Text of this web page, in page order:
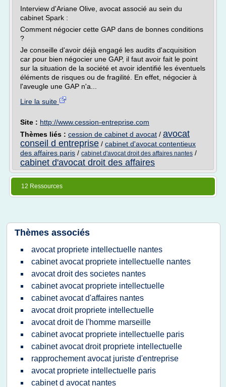
Interview d'Ariane Olive, avocat associé au sein du
cabinet Spark :
Comment négocier cette GAP dans de bonnes conditions
?
Je conseille d'avoir déjà engagé les audits d'acquisition
car pour bien négocier une GAP, il faut avoir fait le point
sur la situation de la société et avoir identifié les éventuels
éléments de risques ou de fragilité. En effet, négocier à
l'aveugle une GAP n'a...
Lire la suite
Site : http://www.cession-entreprise.com
Thèmes liés : cession de cabinet d avocat / avocat
conseil d entreprise / cabinet d'avocat contentieux
des affaires paris / cabinet d'avocat droit des affaires nantes /
cabinet d'avocat droit des affaires
12 Ressources
Thèmes associés
avocat propriete intellectuelle nantes
cabinet avocat propriete intellectuelle nantes
avocat droit des societes nantes
cabinet avocat propriete intellectuelle
cabinet avocat d'affaires nantes
avocat droit propriete intellectuelle
avocat droit de l'homme marseille
cabinet avocat propriete intellectuelle paris
cabinet avocat droit propriete intellectuelle
rapprochement avocat juriste d'entreprise
avocat propriete intellectuelle paris
cabinet d avocat nantes